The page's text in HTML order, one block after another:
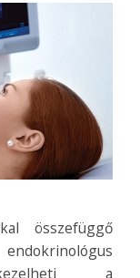
összefüggő
a